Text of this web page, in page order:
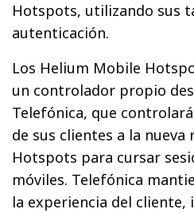
Hotspots, utilizando sus
autenticación.
Los Helium Mobile
un controlador propio
Telefónica, que
de sus clientes a la
Hotspots para cursar
móviles. Telefónica
la experiencia del cliente,